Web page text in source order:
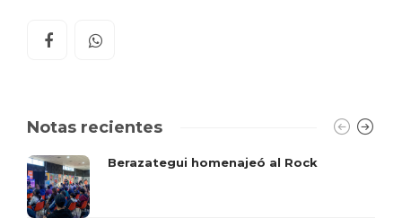
Notas recientes
Berazategui homenajeó al Rock